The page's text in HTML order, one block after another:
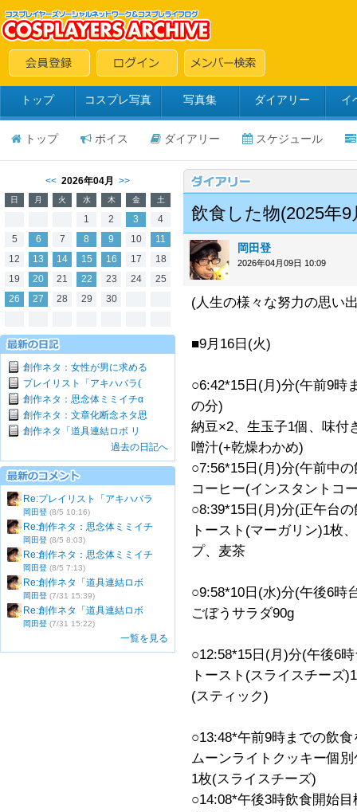
トップ コスプレ写真 写真集 ダイアリー イ
トップ ボイス ダイアリー スケジュール
<< 2026年04月 >>
日 月 火 水 木 金 土
1 2 3
4
5
6 7 8 9 10
11
12
13 14 15 16 17
18
19
20 21 22 23 24
25
26
27 28 29 30
創作ネタ：女性が男に求める
プレイリスト「アキハバラ(
創作ネタ：思念体ミミイチα
創作ネタ：文章化断念ネタ思
創作ネタ「道具連結ロボ リ
過去の日記へ
Re:プレイリスト「アキハバラ
岡田登 (8/5 10:16)
Re:創作ネタ：思念体ミミイチ
岡田登 (8/5 8:03)
Re:創作ネタ：思念体ミミイチ
岡田登 (8/5 7:13)
Re:創作ネタ「道具連結ロボ
岡田登 (7/31 15:39)
Re:創作ネタ「道具連結ロボ
岡田登 (7/31 15:22)
一覧を見る
飲食した物(2025年
岡田登
2026年04月09日 10:09
(人生の様々な努力の思い
■9月16日(火)
○6:42*15日(月)分(午前9時
の分)
納豆×2、生玉子1個、味付
噌汁(+乾燥わかめ)
○7:56*15日(月)分(午前中
コーヒー(インスタントコ
○8:39*15日(月)分(正午台
トースト(マーガリン)1枚
プ、麦茶
○9:58*10日(水)分(午後6時
ごぼうサラダ90g
○12:58*15日(月)分(午後6
トースト(スライスチーズ
(スティック)
○13:48*午前9時までの飲
ムーンライトクッキー個
1枚(スライスチーズ)
○14:08*午後3時飲食開始目